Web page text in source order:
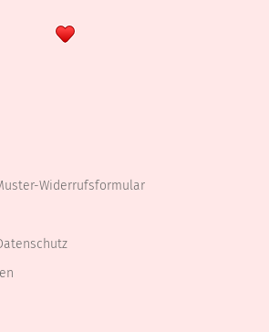
Widerrufsformular